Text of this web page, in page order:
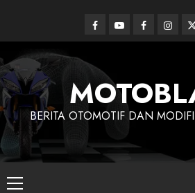
content
Facebook
YoutubeFacebook
BERITA OTOMOTIF DAN
Primary